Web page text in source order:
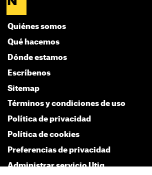
Quiénes somos
Qué hacemos
Dónde estamos
Escríbenos
Sitemap
Términos y condiciones de uso
Política de privacidad
Política de cookies
Preferencias de privacidad
Administrar servicio Utiq